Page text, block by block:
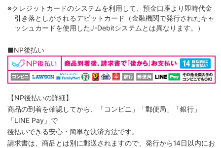
※クレジットカードのシステムを利用して、預金口座より即時代金
引き落としがされるデビットカード（金融機関で発行されたキャ
ッシュカードを使用したJ-Debitシステムとは異なります。）
■NP後払い
【NP後払いの詳細】
商品の到着を確認してから、「コンビニ」「郵便局」「銀行」
「LINE Pay」で
後払いできる安心・簡単な決済方法です。
請求書は、商品とは別に郵送されますので、発行から14日以内にお